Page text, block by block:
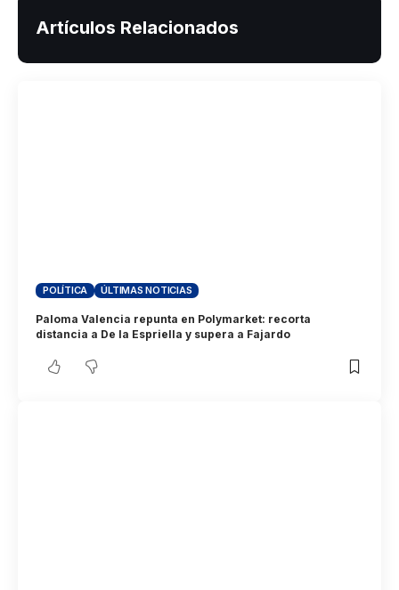
Artículos Relacionados
POLÍTICA ÚLTIMAS NOTICIAS
Paloma Valencia repunta en Polymarket: recorta
distancia a De la Espriella y supera a Fajardo